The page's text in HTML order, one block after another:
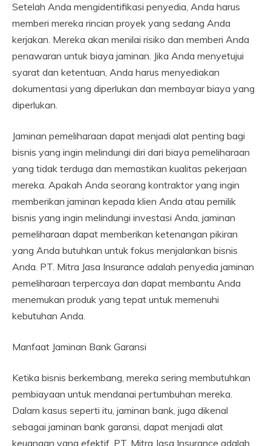
Setelah Anda mengidentifikasi penyedia, Anda harus
memberi mereka rincian proyek yang sedang Anda
kerjakan. Mereka akan menilai risiko dan memberi Anda
penawaran untuk biaya jaminan. Jika Anda menyetujui
syarat dan ketentuan, Anda harus menyediakan
dokumentasi yang diperlukan dan membayar biaya yang
diperlukan.
Jaminan pemeliharaan dapat menjadi alat penting bagi
bisnis yang ingin melindungi diri dari biaya pemeliharaan
yang tidak terduga dan memastikan kualitas pekerjaan
mereka. Apakah Anda seorang kontraktor yang ingin
memberikan jaminan kepada klien Anda atau pemilik
bisnis yang ingin melindungi investasi Anda, jaminan
pemeliharaan dapat memberikan ketenangan pikiran
yang Anda butuhkan untuk fokus menjalankan bisnis
Anda. PT. Mitra Jasa Insurance adalah penyedia jaminan
pemeliharaan terpercaya dan dapat membantu Anda
menemukan produk yang tepat untuk memenuhi
kebutuhan Anda.
Manfaat Jaminan Bank Garansi
Ketika bisnis berkembang, mereka sering membutuhkan
pembiayaan untuk mendanai pertumbuhan mereka.
Dalam kasus seperti itu, jaminan bank, juga dikenal
sebagai jaminan bank garansi, dapat menjadi alat
keuangan yang efektif. PT. Mitra Jasa Insurance adalah